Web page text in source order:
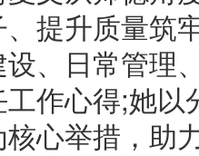
提升质量筑
、日常管理
作心得;她
心举措，助